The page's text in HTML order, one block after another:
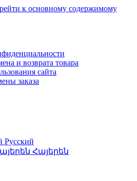
к основному содержимому
и возврата товара
сайта
заказа
Русский
Հայերեն